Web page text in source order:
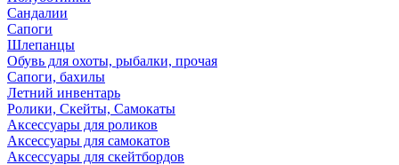
Сандалии
Сапоги
Шлепанцы
Обувь для охоты, рыбалки, прочая
Сапоги, бахилы
Летний инвентарь
Ролики, Скейты, Самокаты
Аксессуары для роликов
Аксессуары для самокатов
Аксессуары для скейтбордов